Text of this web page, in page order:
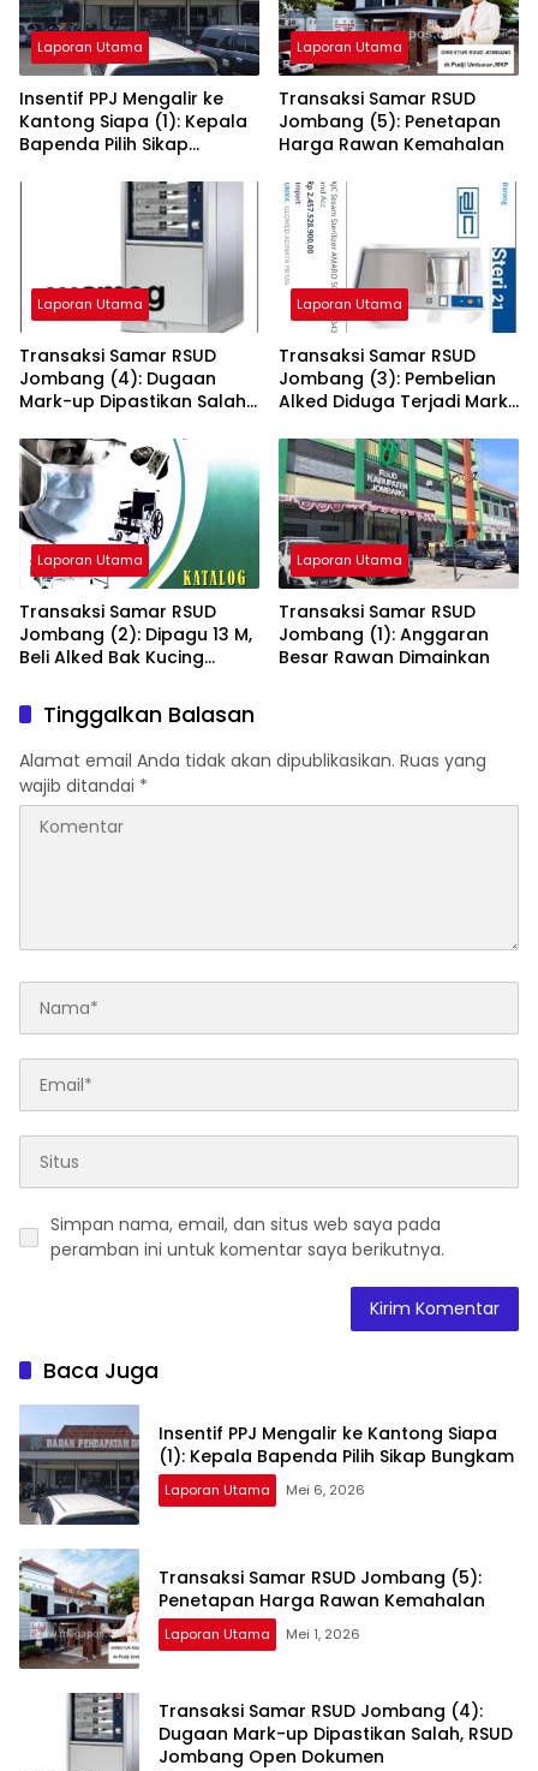
Laporan Utama
Insentif PPJ Mengalir ke
Kantong Siapa (1): Kepala
Bapenda Pilih Sikap
Laporan Utama
Transaksi Samar RSUD
Jombang (5): Penetapan
Harga Rawan Kemahalan
Laporan Utama
Transaksi Samar RSUD
Jombang (4): Dugaan
Mark-up Dipastikan Salah,
Dokumen
Laporan Utama
Transaksi Samar RSUD
Jombang (3): Pembelian
Alked Diduga Terjadi Mark-
Laporan Utama
Transaksi Samar RSUD
Jombang (2): Dipagu 13 M,
Beli Alked Bak Kucing
Laporan Utama
Transaksi Samar RSUD
Jombang (1): Anggaran
Besar Rawan Dimainkan
Tinggalkan Balasan
Alamat email Anda tidak akan dipublikasikan. Ruas yang
wajib ditandai *
Simpan nama, email, dan situs web saya pada
peramban ini untuk komentar saya berikutnya.
Baca Juga
Insentif PPJ Mengalir ke Kantong Siapa
(1): Kepala Bapenda Pilih Sikap Bungkam
Laporan Utama Mei 6, 2026
Transaksi Samar RSUD Jombang (5):
Penetapan Harga Rawan Kemahalan
Laporan Utama Mei 1, 2026
Transaksi Samar RSUD Jombang (4):
Dugaan Mark-up Dipastikan Salah, RSUD
Jombang Open Dokumen